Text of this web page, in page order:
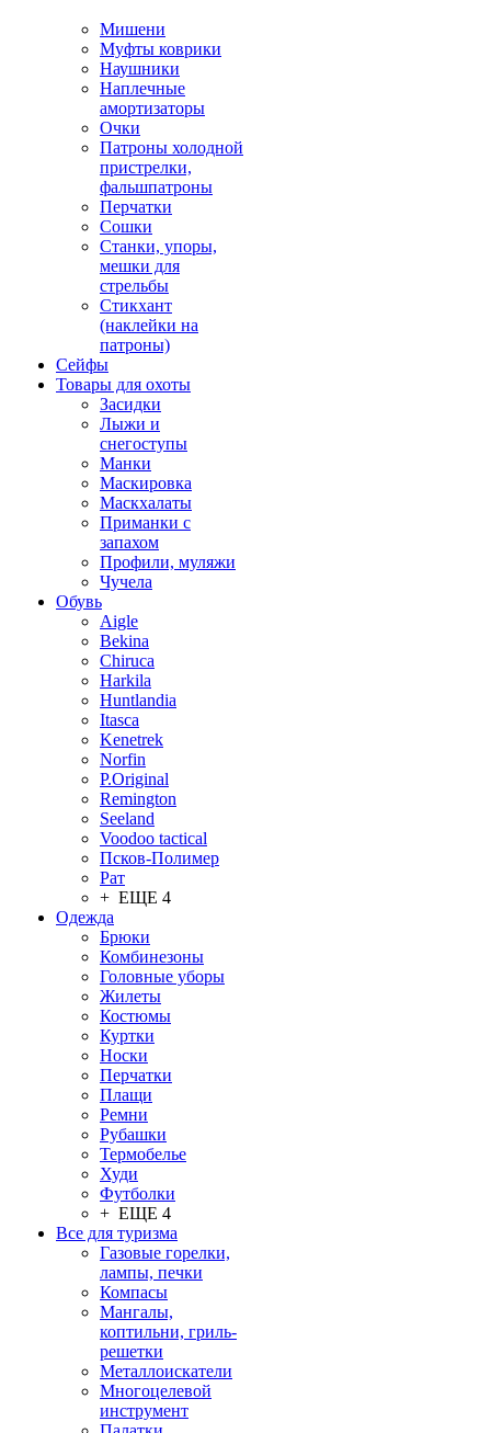
Мишени
Муфты коврики
Наушники
Наплечные
амортизаторы
Очки
Патроны холодной
пристрелки,
фальшпатроны
Перчатки
Сошки
Станки, упоры,
мешки для
стрельбы
Стикхант
(наклейки на
патроны)
Сейфы
Товары для охоты
Засидки
Лыжи и
снегоступы
Манки
Маскировка
Маскхалаты
Приманки с
запахом
Профили, муляжи
Чучела
Обувь
Aigle
Bekina
Chiruсa
Harkila
Huntlandia
Itasca
Kenetrek
Norfin
P.Original
Remington
Seeland
Voodoo tactical
Псков-Полимер
Рат
+ ЕЩЕ 4
Одежда
Брюки
Комбинезоны
Головные уборы
Жилеты
Костюмы
Куртки
Носки
Перчатки
Плащи
Ремни
Рубашки
Термобелье
Худи
Футболки
+ ЕЩЕ 4
Все для туризма
Газовые горелки,
лампы, печки
Компасы
Мангалы,
коптильни, гриль-
решетки
Металлоискатели
Многоцелевой
инструмент